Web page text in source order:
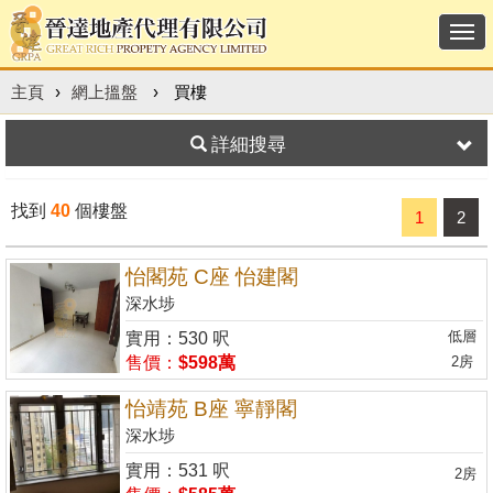
主頁 › 網上搵盤 › 買樓
詳細搜尋
找到 40 個樓盤 1 2
怡閣苑 C座 怡建閣
深水埗
低層
2房
實用：530 呎
售價： $598萬
怡靖苑 B座 寧靜閣
深水埗
2房
實用：531 呎